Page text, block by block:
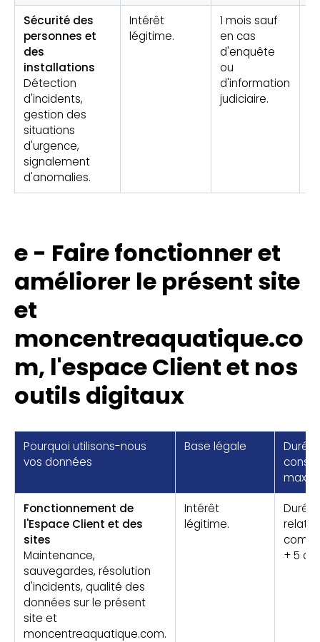
Sécurité des
personnes et
des
installations
Détection
d'incidents,
gestion des
situations
d'urgence,
signalement
d'anomalies.
Intérêt
légitime.
1 mois sauf
en cas
d'enquête
ou
d'information
judiciaire.
e - Faire fonctionner et
améliorer le présent site
et
moncentreaquatique.co
m, l'espace Client et nos
outils digitaux
Pourquoi utilisons-nous
vos données
Base légale
Durée
Fonctionnement de
l'Espace Client et des
sites
Maintenance,
sauvegardes, résolution
d'incidents, qualité des
données sur le présent
site et
moncentreaquatique.com.
Intérêt
légitime.
Durée
+ 5